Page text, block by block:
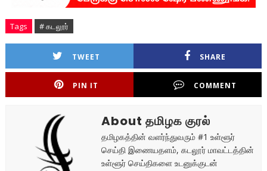
Tags # கடலூர்
TWEET SHARE
PIN IT COMMENT
About தமிழக குரல்
தமிழகத்தின் வளர்ந்துவரும் #1 உள்ளூர்
செய்தி இணையதளம், கடலூர் மாவட்டத்தின்
உள்ளூர் செய்திகளை உடனுக்குடன்